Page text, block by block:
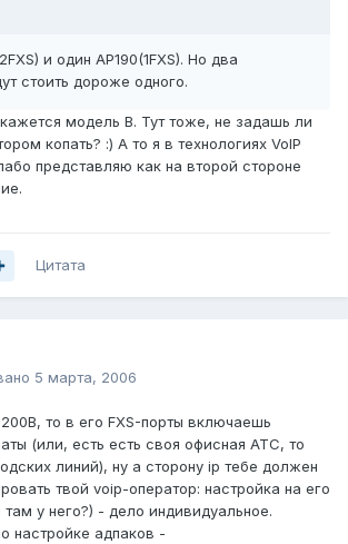
и один AP190(1FXS). Но два
стоить дороже одного.
модель B. Тут тоже, не задашь ли
копать? :) А то я в технологиях VoIP
представляю как на второй стороне
Цитата
5 марта, 2006
то в его FXS-порты включаешь
(или, есть есть своя офисная АТС, то
линий), ну а сторону ip тебе должен
твой voip-оператор: настройка на его
у него?) - дело индивидуальное.
настройке адпаков -